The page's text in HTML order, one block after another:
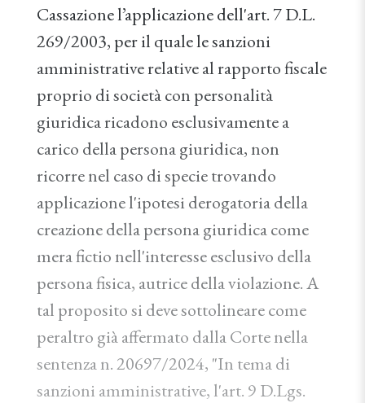
Cassazione l’applicazione dell'art. 7 D.L.
269/2003, per il quale le sanzioni
amministrative relative al rapporto fiscale
proprio di società con personalità
giuridica ricadono esclusivamente a
carico della persona giuridica, non
ricorre nel caso di specie trovando
applicazione l'ipotesi derogatoria della
creazione della persona giuridica come
mera fictio nell'interesse esclusivo della
persona fisica, autrice della violazione. A
tal proposito si deve sottolineare come
peraltro già affermato dalla Corte nella
sentenza n. 20697/2024, "In tema di
sanzioni amministrative, l'art. 9 D.Lgs.